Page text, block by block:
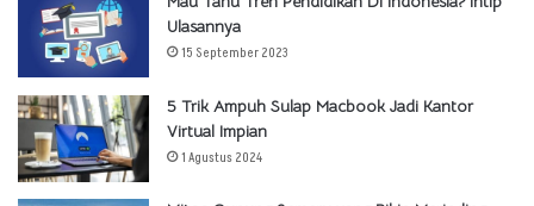
Ulasannya
15 September 2023
5 Trik Ampuh Sulap Macbook Jadi Kantor
Virtual Impian
1 Agustus 2024